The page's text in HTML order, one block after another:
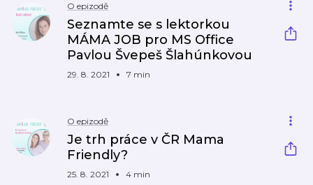
O epizodě
Seznamte se s lektorkou
MÁMA JOB pro MS Office
Pavlou Švepeš Šlahúnkovou
29. 8. 2021 7 min
O epizodě
Je trh práce v ČR Mama
Friendly?
25. 8. 2021 4 min